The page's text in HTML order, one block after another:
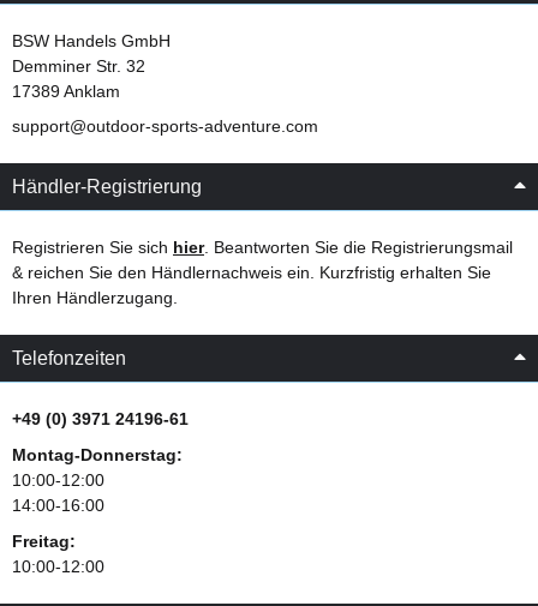
BSW Handels GmbH
Demminer Str. 32
17389 Anklam
support@outdoor-sports-adventure.com
Händler-Registrierung
Registrieren Sie sich hier. Beantworten Sie die Registrierungsmail
& reichen Sie den Händlernachweis ein. Kurzfristig erhalten Sie
Ihren Händlerzugang.
Telefonzeiten
+49 (0) 3971 24196-61
Montag-Donnerstag:
10:00-12:00
14:00-16:00
Freitag:
10:00-12:00